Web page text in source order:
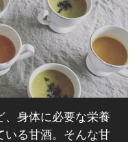
、身体に必要な栄養
いる甘酒。そんな甘